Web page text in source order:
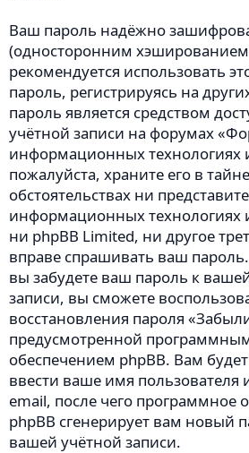
Ваш пароль надёжно
(односторонним
рекомендуется использовать
пароль, регистрируясь на
пароль является средством
учётной записи на форумах
информационных технологиях
пожалуйста, храните его в
обстоятельствах ни
информационных технологиях
ни phpBB Limited, ни другое
вправе спрашивать ваш
вы забудете ваш пароль к
записи, вы сможете
восстановления пароля
предусмотренной
обеспечением phpBB. Вам
ввести ваше имя пользователя
email, после чего программное
phpBB сгенерирует вам новый
вашей учётной записи.